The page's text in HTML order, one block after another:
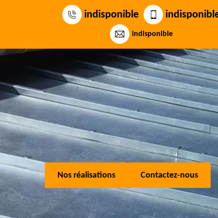
indisponible
indisponible
Nos réalisations Contactez-nous